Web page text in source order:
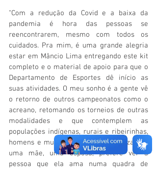
“Com a redução da Covid e a baixa da
pandemia é hora das pessoas se
reencontrarem, mesmo com todos os
cuidados. Pra mim, é uma grande alegria
estar em Mâncio Lima entregando este kit
completo e o material de apoio para que o
Departamento de Esportes dê início as
suas atividades. O meu sonho é a gente vê
o retorno de outros campeonatos como o
acreano, retomando os torneios de outras
modalidades e que contemplem as
populações indígenas, rurais e ribeirinhas,
homens e mulheres. Eu tenho certeza que
uma mãe, uma esposa, prefere ver a
pessoa que ela ama numa quadra de